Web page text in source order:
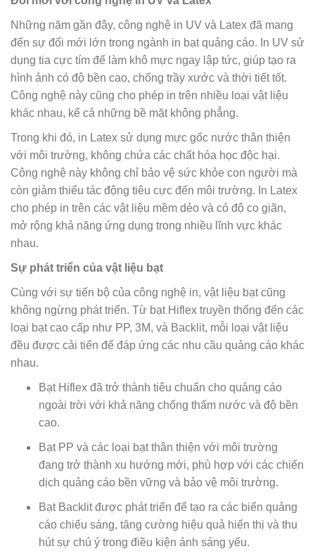
Những năm gần đây, công nghệ in UV và Latex đã mang
đến sự đổi mới lớn trong ngành in bạt quảng cáo. In UV sử
dụng tia cực tím để làm khô mực ngay lập tức, giúp tạo ra
hình ảnh có độ bền cao, chống trầy xước và thời tiết tốt.
Công nghệ này cũng cho phép in trên nhiều loại vật liệu
khác nhau, kể cả những bề mặt không phẳng.
Trong khi đó, in Latex sử dụng mực gốc nước thân thiện
với môi trường, không chứa các chất hóa học độc hại.
Công nghệ này không chỉ bảo vệ sức khỏe con người mà
còn giảm thiểu tác động tiêu cực đến môi trường. In Latex
cho phép in trên các vật liệu mềm dẻo và có độ co giãn,
mở rộng khả năng ứng dụng trong nhiều lĩnh vực khác
nhau.
Sự phát triển của vật liệu bạt
Cùng với sự tiến bộ của công nghệ in, vật liệu bạt cũng
không ngừng phát triển. Từ bạt Hiflex truyền thống đến các
loại bạt cao cấp như PP, 3M, và Backlit, mỗi loại vật liệu
đều được cải tiến để đáp ứng các nhu cầu quảng cáo khác
nhau.
Bạt Hiflex đã trở thành tiêu chuẩn cho quảng cáo
ngoài trời với khả năng chống thấm nước và độ bền
cao.
Bạt PP và các loại bạt thân thiện với môi trường
đang trở thành xu hướng mới, phù hợp với các chiến
dịch quảng cáo bền vững và bảo vệ môi trường.
Bạt Backlit được phát triển để tạo ra các biển quảng
cáo chiếu sáng, tăng cường hiệu quả hiển thị và thu
hút sự chú ý trong điều kiện ánh sáng yếu.